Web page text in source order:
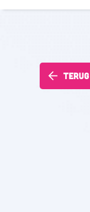
Terug